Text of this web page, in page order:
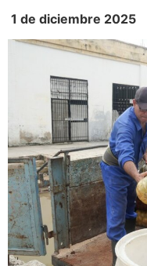
1 de diciembre 2025